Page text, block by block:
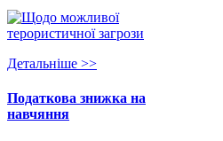
Детальнiше >>
Податкова знижка на
навчяння